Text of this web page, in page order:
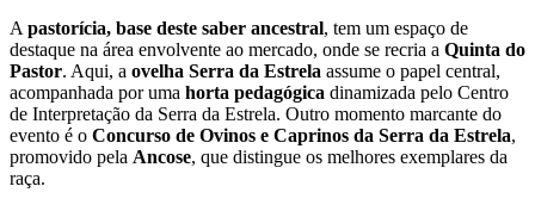
Apastorícia, base deste saber ancestral, tem um espaço de
destaque na área envolvente ao mercado, onde se recria a Quinta do
Pastor. Aqui, a ovelha Serra da Estrela assume o papel central,
acompanhada por uma horta pedagógica dinamizada pelo Centro
de Interpretação da Serra da Estrela. Outro momento marcante do
evento é o Concurso de Ovinos e Caprinos da Serra da Estrela,
promovido pela Ancose, que distingue os melhores exemplares da
raça.